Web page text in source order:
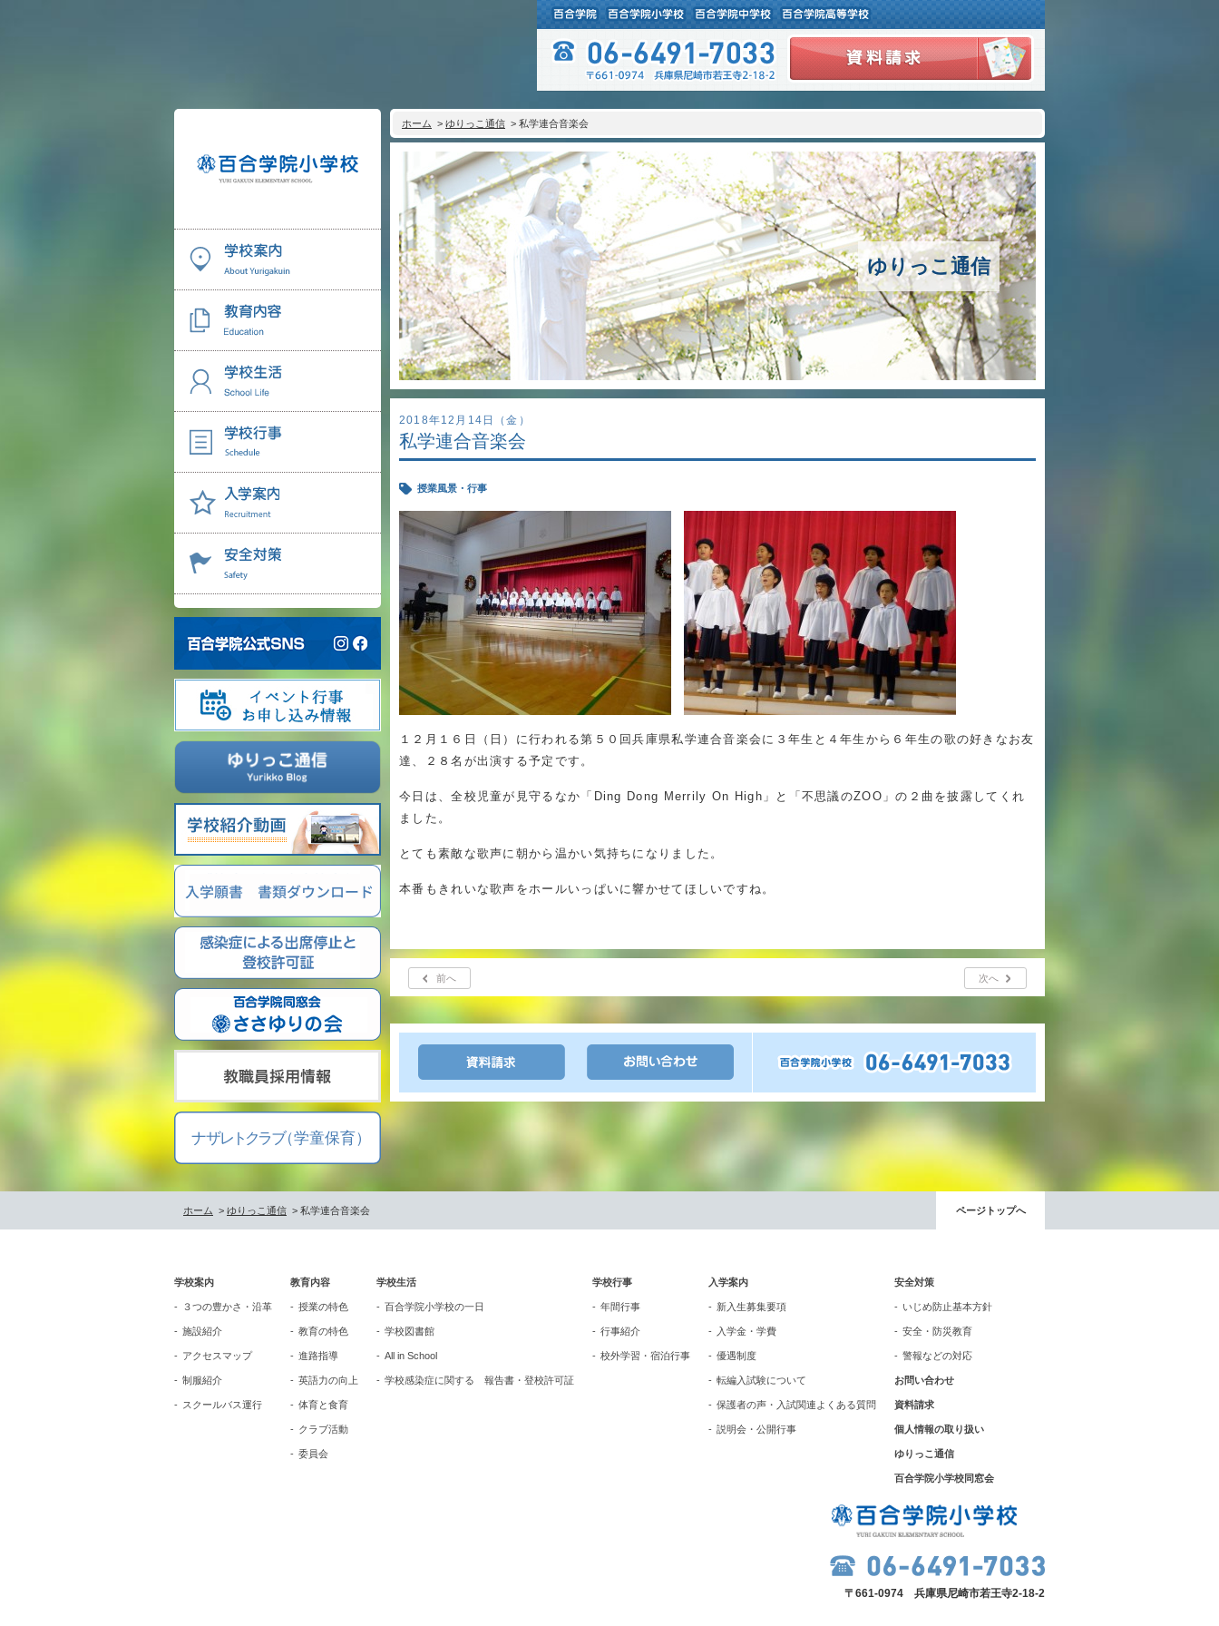
ホーム > ゆりっこ通信 > 私学連合音楽会
ゆりっこ通信
2018年12月14日（金）
私学連合音楽会
授業風景・行事
１２月１６日（日）に行われる第５０回兵庫県私学連合音楽会に３年生と４年生から６年生の歌の好きなお友
達、２８名が出演する予定です。
今日は、全校児童が見守るなか「Ding Dong Merrily On High」と「不思議のZOO」の２曲を披露してくれ
ました。
とても素敵な歌声に朝から温かい気持ちになりました。
本番もきれいな歌声をホールいっぱいに響かせてほしいですね。
前へ 次へ
ホーム > ゆりっこ通信 > 私学連合音楽会 ページトップへ
学校案内
３つの豊かさ・沿革
施設紹介
アクセスマップ
制服紹介
スクールバス運行
教育内容
授業の特色
教育の特色
進路指導
英語力の向上
体育と食育
クラブ活動
委員会
学校生活
百合学院小学校の一日
学校図書館
All in School
学校感染症に関する 報告書・登校許可証
学校行事
年間行事
行事紹介
校外学習・宿泊行事
入学案内
新入生募集要項
入学金・学費
優遇制度
転編入試験について
保護者の声・入試関連よくある質問
説明会・公開行事
安全対策
いじめ防止基本方針
安全・防災教育
警報などの対応
お問い合わせ
資料請求
個人情報の取り扱い
ゆりっこ通信
百合学院小学校同窓会
〒661-0974 兵庫県尼崎市若王寺2-18-2
３つの豊かさ・沿革
アクセスマップ
制服紹介
スクールバス運行
授業の特色
教育の特色
進路指導
許可証
新入生募集要項
入学金・学費
優遇制度
転編入試験について